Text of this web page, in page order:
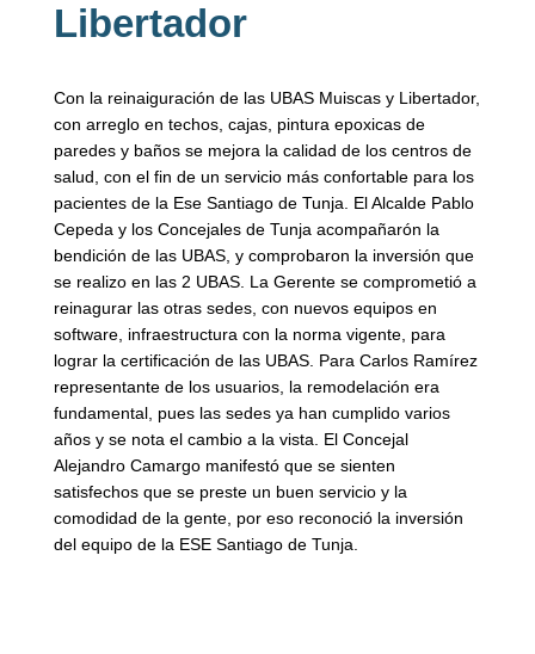
Libertador
Con la reinaiguración de las UBAS Muiscas y Libertador,
con arreglo en techos, cajas, pintura epoxicas de
paredes y baños se mejora la calidad de los centros de
salud, con el fin de un servicio más confortable para los
pacientes de la Ese Santiago de Tunja. El Alcalde Pablo
Cepeda y los Concejales de Tunja acompañarón la
bendición de las UBAS, y comprobaron la inversión que
se realizo en las 2 UBAS. La Gerente se comprometió a
reinagurar las otras sedes, con nuevos equipos en
software, infraestructura con la norma vigente, para
lograr la certificación de las UBAS. Para Carlos Ramírez
representante de los usuarios, la remodelación era
fundamental, pues las sedes ya han cumplido varios
años y se nota el cambio a la vista. El Concejal
Alejandro Camargo manifestó que se sienten
satisfechos que se preste un buen servicio y la
comodidad de la gente, por eso reconoció la inversión
del equipo de la ESE Santiago de Tunja.